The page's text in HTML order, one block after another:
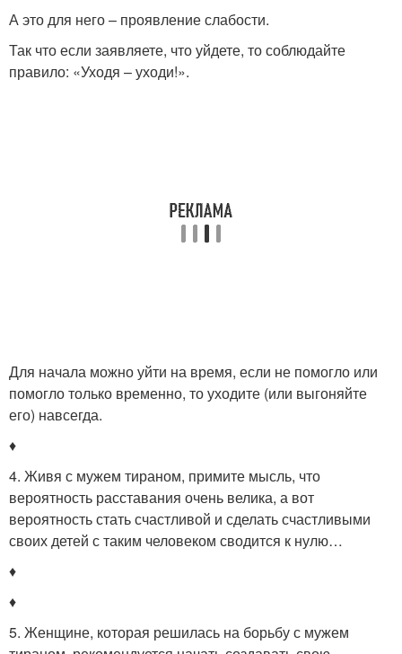
А это для него – проявление слабости.
Так что если заявляете, что уйдете, то соблюдайте
правило: «Уходя – уходи!».
Для начала можно уйти на время, если не помогло или
помогло только временно, то уходите (или выгоняйте
его) навсегда.
♦
4. Живя с мужем тираном, примите мысль, что
вероятность расставания очень велика, а вот
вероятность стать счастливой и сделать счастливыми
своих детей с таким человеком сводится к нулю…
♦
♦
5. Женщине, которая решилась на борьбу с мужем